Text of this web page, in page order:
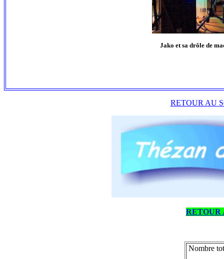
Jako et sa drôle de
RETOUR AU
RETOUR
Nombre